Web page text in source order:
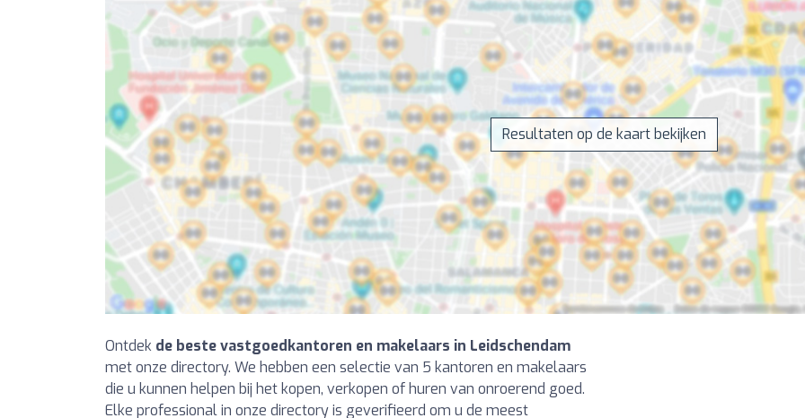
Resultaten op de kaart bekijken
Ontdek de beste vastgoedkantoren en makelaars in Leidschendam
met onze directory. We hebben een selectie van 5 kantoren en makelaars
die u kunnen helpen bij het kopen, verkopen of huren van onroerend goed.
Elke professional in onze directory is geverifieerd om u de meest